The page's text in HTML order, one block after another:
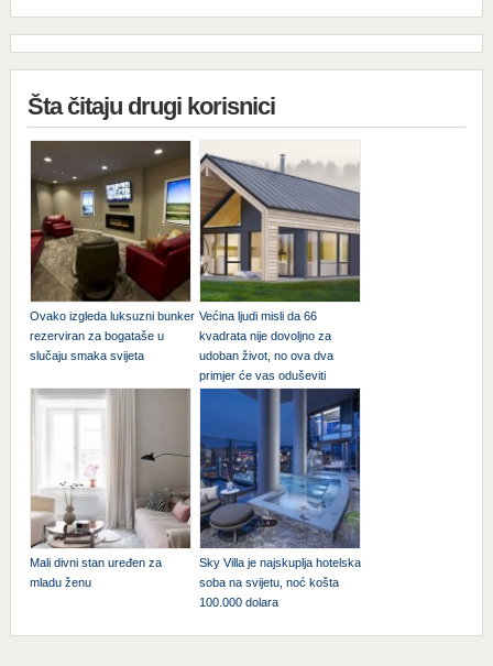
Šta čitaju drugi korisnici
Ovako izgleda luksuzni bunker
rezerviran za bogataše u
slučaju smaka svijeta
Većina ljudi misli da 66
kvadrata nije dovoljno za
udoban život, no ova dva
primjer će vas oduševiti
Mali divni stan uređen za
mladu ženu
Sky Villa je najskuplja hotelska
soba na svijetu, noć košta
100.000 dolara